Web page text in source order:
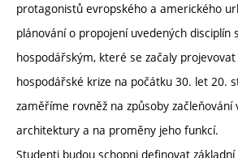
protagonistů evropského a amerického
plánování o propojení uvedených disciplín
hospodářským, které se začaly
hospodářské krize na počátku 30. let 20.
zaměříme rovněž na způsoby
architektury a na proměny jeho funkcí.
Studenti budou schopni definovat